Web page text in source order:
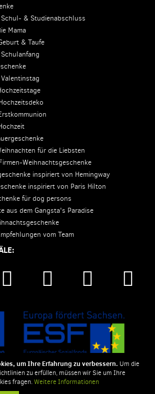
um Ihre Erfahrung zu verbessern. Um die
zu erfüllen, müssen wir Sie um Ihre
fragen. Weitere Informationen
Schul- & Studienabschluss
Mama
& Taufe
für die Liebsten
Weihnachtsgeschenke
inspiriert von Hemingway
inspiriert von Paris Hilton
für dog persons
aus dem Gangsta's Paradise
vom Team
eingetragene Marke der style-ich GmbH.